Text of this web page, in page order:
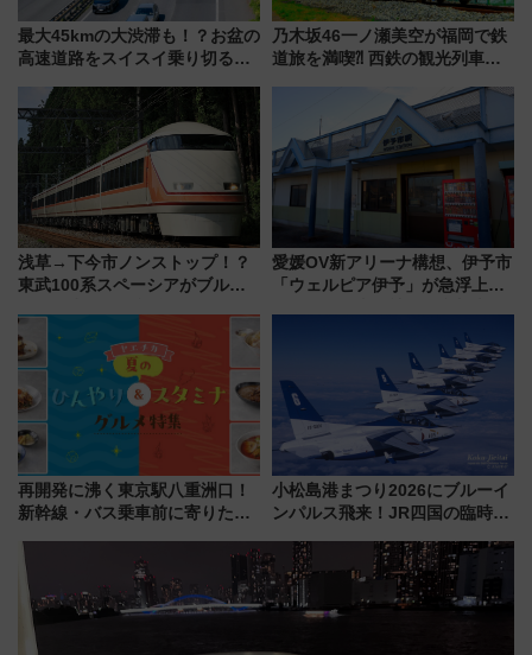
最大45kmの大渋滞も！？お盆の
高速道路をスイスイ乗り切る快
乃木坂46一ノ瀬美空が福岡で鉄
道旅を満喫⁈ 西鉄の観光列車
CHIKUGO」で巡る福岡･太宰
府･柳川の旅！YouTubeが公開
に
浅草→下今市ノンストップ！？
東武100系スペーシアがブルー
ー当時の停車駅」を再現 運転
時刻や特急券の買い方を紹介
愛媛OV新アリーナ構想、伊予市
「ウェルピア伊予」が急浮上！
再開発に沸く東京駅八重洲口！
新幹線・バス乗車前に寄りたい
やり＆スタミナグルメ」6選【新
店舗も！】
小松島港まつり2026にブルーイ
ンパルス飛来！JR四国の臨時ダ